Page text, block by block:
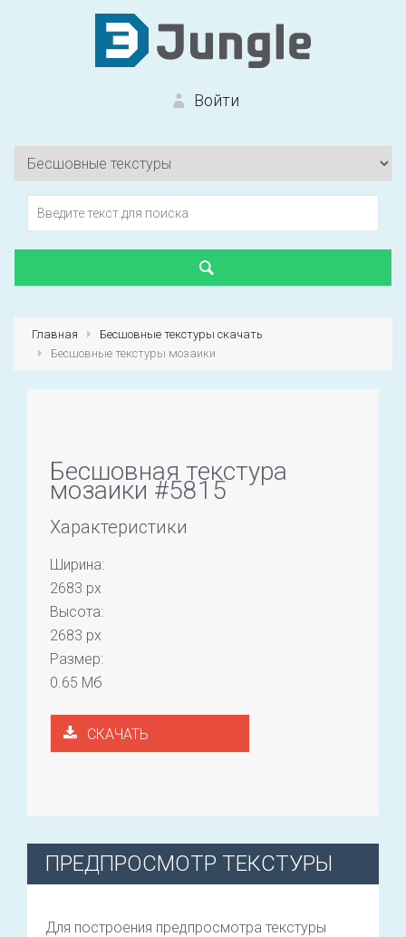
Войти
Вход на сайт
Первый раз?
Главная
Бесшовные текстуры скачать
Бесшовные текстуры мозаики
Бесшовная текстура
мозаики #5815
Характеристики
Ширина:
2683 px
Высота:
2683 px
Размер:
0.65 Мб
СКАЧАТЬ
ПРЕДПРОСМОТР ТЕКСТУРЫ
Для построения предпросмотра текстуры